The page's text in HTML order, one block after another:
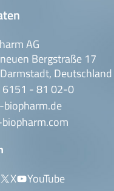
AG
Bergstraße 17
Deutschland
6151 - 81 02-0
X YouTube